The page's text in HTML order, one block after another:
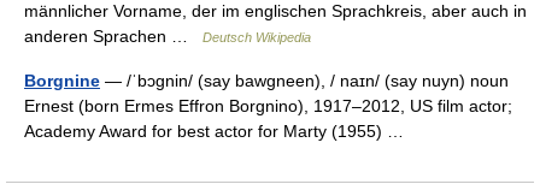
männlicher Vorname, der im englischen Sprachkreis, aber auch in
anderen Sprachen …
Deutsch Wikipedia
Borgnine — /ˈbɔgnin/ (say bawgneen), / naɪn/ (say nuyn) noun
Ernest (born Ermes Effron Borgnino), 1917–2012, US film actor;
Academy Award for best actor for Marty (1955) …